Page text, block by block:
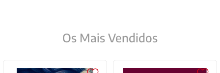
Os Mais Vendidos